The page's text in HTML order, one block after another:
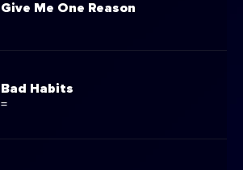
Give Me One Reason
Bad Habits
=